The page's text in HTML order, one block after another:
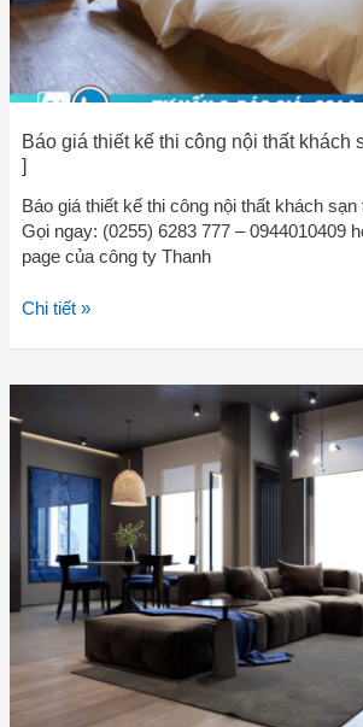
Báo giá thiết kế thi công nội thất khách
]
Báo giá thiết kế thi công nội thất khách
Gọi ngay: (0255) 6283 777 – 0944010409
page của công ty Thanh
[
Rẻ
hơn
10%
Chi tiết »
mẫu
thiết
kế
nội
chung
cư
cấp